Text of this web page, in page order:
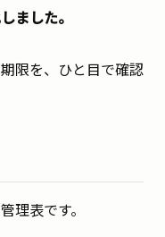
ました。
限を、ひと目で確認
理表です。